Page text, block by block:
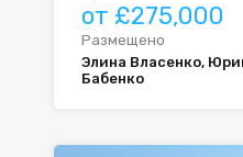
от £275,000
Размещено
Элина Власенко,
Бабенко